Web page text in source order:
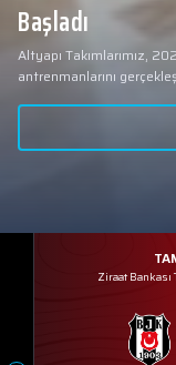
Başladı
Altyapı Takımlarımız,
antrenmanlarını
Ziraat